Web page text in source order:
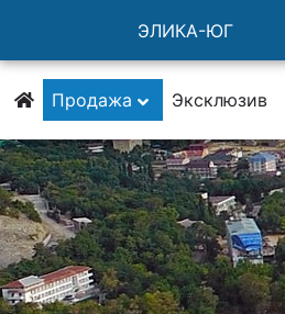
ЭЛИКА-ЮГ
Продажа Эксклюзив